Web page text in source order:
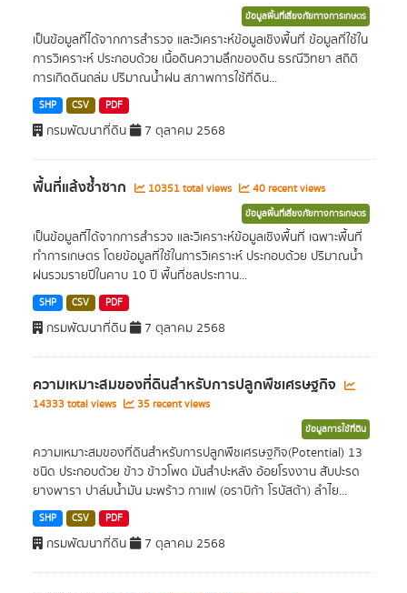
ข้อมูลพื้นที่เสี่ยงภัยทางการเกษตร
เป็นข้อมูลที่ได้จากการสำรวจ และวิเคราะห์ข้อมูลเชิงพื้นที่ ข้อมูลที่ใช้ใน
การวิเคราะห์ ประกอบด้วย เนื้อดินความลึกของดิน ธรณีวิทยา สถิติ
การเกิดดินถล่ม ปริมาณน้ำฝน สภาพการใช้ที่ดิน...
SHP CSV PDF
กรมพัฒนาที่ดิน 7 ตุลาคม 2568
พื้นที่แล้งซ้ำซาก 10351 total views 40 recent views
ข้อมูลพื้นที่เสี่ยงภัยทางการเกษตร
เป็นข้อมูลที่ได้จากการสำรวจ และวิเคราะห์ข้อมูลเชิงพื้นที่ เฉพาะพื้นที่
ทำการเกษตร โดยข้อมูลที่ใช้ในการวิเคราะห์ ประกอบด้วย ปริมาณน้ำ
ฝนรวมรายปีในคาบ 10 ปี พื้นที่ชลประทาน...
SHP CSV PDF
กรมพัฒนาที่ดิน 7 ตุลาคม 2568
ความเหมาะสมของที่ดินสำหรับการปลูกพืชเศรษฐกิจ
14333 total views 35 recent views
ข้อมูลการใช้ที่ดิน
ความเหมาะสมของที่ดินสำหรับการปลูกพืชเศรษฐกิจ(Potential) 13
ชนิด ประกอบด้วย ข้าว ข้าวโพด มันสำปะหลัง อ้อยโรงงาน สับปะรด
ยางพารา ปาล์มน้ำมัน มะพร้าว กาแฟ (อราบิก้า โรบัสต้า) ลำไย...
SHP CSV PDF
กรมพัฒนาที่ดิน 7 ตุลาคม 2568